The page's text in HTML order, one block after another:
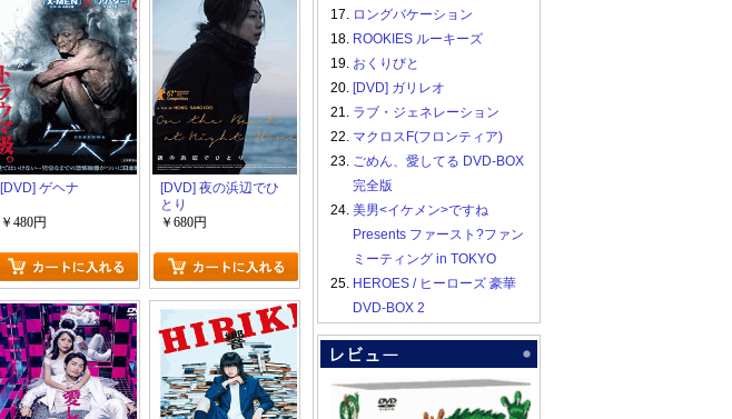
[DVD] ゲヘナ
￥480円
[DVD] 夜の浜辺でひ
とり
￥680円
17. ロングバケーション
18. ROOKIES ルーキーズ
19. おくりびと
20. [DVD] ガリレオ
21. ラブ・ジェネレーション
22. マクロスF(フロンティア)
23. ごめん、愛してる DVD-BOX
完全版
24. 美男<イケメン>ですね
Presents ファースト?ファン
ミーティング in TOKYO
25. HEROES / ヒーローズ 豪華
DVD-BOX 2